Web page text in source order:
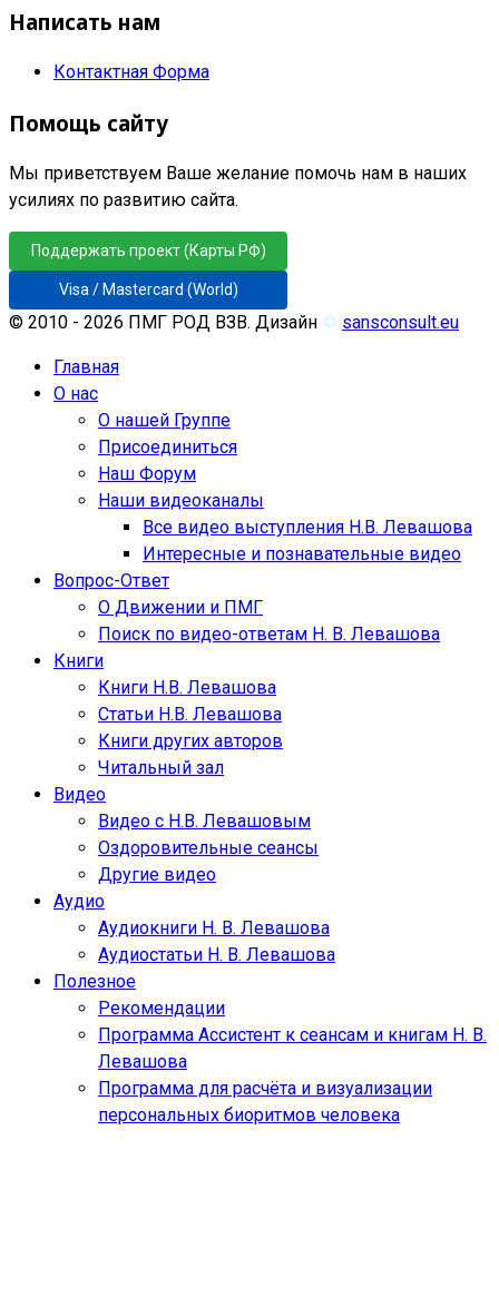
Написать нам
Контактная Форма
Помощь сайту
Мы приветствуем Ваше желание помочь нам в наших
усилиях по развитию сайта.
Поддержать проект (Карты РФ)
Visa / Mastercard (World)
© 2010 - 2026 ПМГ РОД ВЗВ. Дизайн ♲ sansconsult.eu
Главная
О нас
О нашей Группе
Присоединиться
Наш Форум
Наши видеоканалы
Все видео выступления Н.В. Левашова
Интересные и познавательные видео
Вопрос-Ответ
О Движении и ПМГ
Поиск по видео-ответам Н. В. Левашова
Книги
Книги Н.В. Левашова
Статьи Н.В. Левашова
Книги других авторов
Читальный зал
Видео
Видео с Н.В. Левашовым
Оздоровительные сеансы
Другие видео
Аудио
Аудиокниги Н. В. Левашова
Аудиостатьи Н. В. Левашова
Полезное
Рекомендации
Программа Ассистент к сеансам и книгам Н. В.
Левашова
Программа для расчёта и визуализации
персональных биоритмов человека